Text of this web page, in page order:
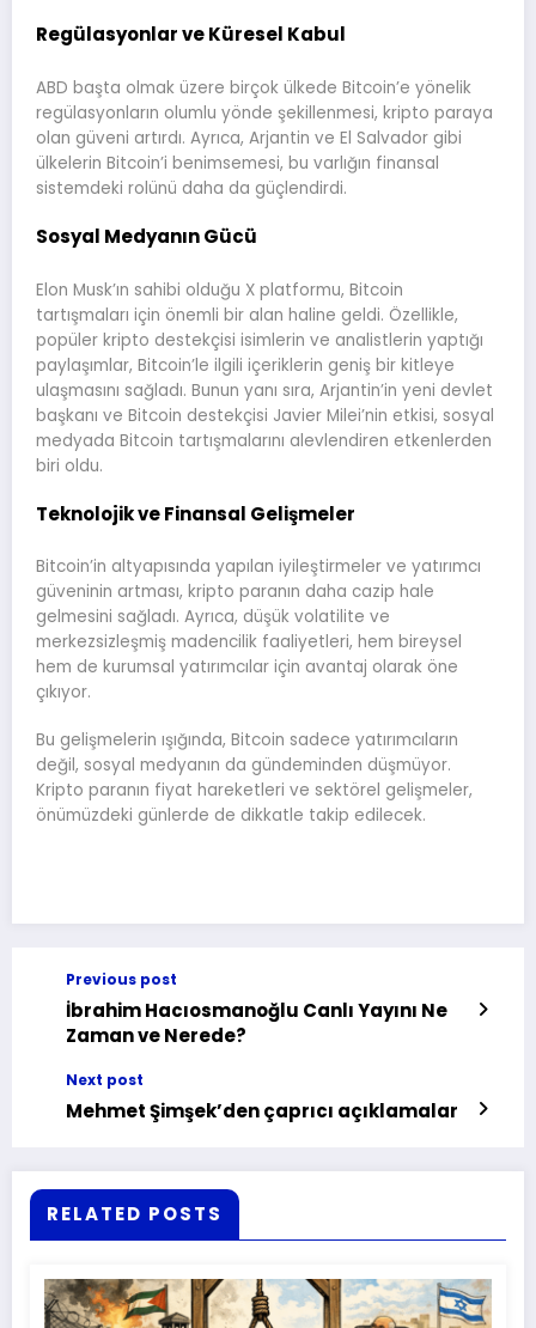
Regülasyonlar ve Küresel Kabul
ABD başta olmak üzere birçok ülkede Bitcoin’e yönelik
regülasyonların olumlu yönde şekillenmesi, kripto paraya
olan güveni artırdı. Ayrıca, Arjantin ve El Salvador gibi
ülkelerin Bitcoin’i benimsemesi, bu varlığın finansal
sistemdeki rolünü daha da güçlendirdi.
Sosyal Medyanın Gücü
Elon Musk’ın sahibi olduğu X platformu, Bitcoin
tartışmaları için önemli bir alan haline geldi. Özellikle,
popüler kripto destekçisi isimlerin ve analistlerin yaptığı
paylaşımlar, Bitcoin’le ilgili içeriklerin geniş bir kitleye
ulaşmasını sağladı. Bunun yanı sıra, Arjantin’in yeni devlet
başkanı ve Bitcoin destekçisi Javier Milei’nin etkisi, sosyal
medyada Bitcoin tartışmalarını alevlendiren etkenlerden
biri oldu.
Teknolojik ve Finansal Gelişmeler
Bitcoin’in altyapısında yapılan iyileştirmeler ve yatırımcı
güveninin artması, kripto paranın daha cazip hale
gelmesini sağladı. Ayrıca, düşük volatilite ve
merkezsizleşmiş madencilik faaliyetleri, hem bireysel
hem de kurumsal yatırımcılar için avantaj olarak öne
çıkıyor.
Bu gelişmelerin ışığında, Bitcoin sadece yatırımcıların
değil, sosyal medyanın da gündeminden düşmüyor.
Kripto paranın fiyat hareketleri ve sektörel gelişmeler,
önümüzdeki günlerde de dikkatle takip edilecek.
Previous post
İbrahim Hacıosmanoğlu Canlı Yayını Ne
Zaman ve Nerede?
Next post
Mehmet Şimşek’den çaprıcı açıklamalar
RELATED POSTS